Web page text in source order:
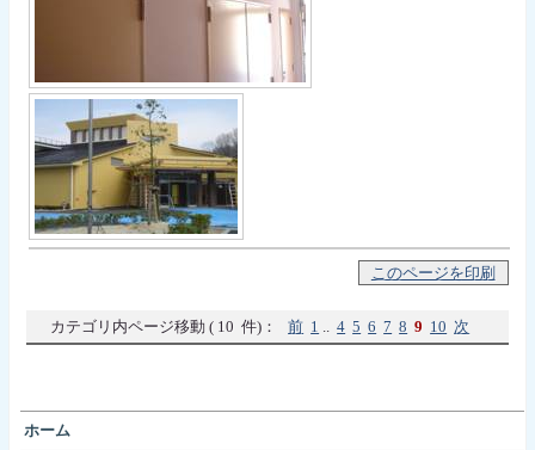
このページを印刷
カテゴリ内ページ移動 ( 10 件)：前 1 ..4 5 6 7 8 9 10 次
ホーム